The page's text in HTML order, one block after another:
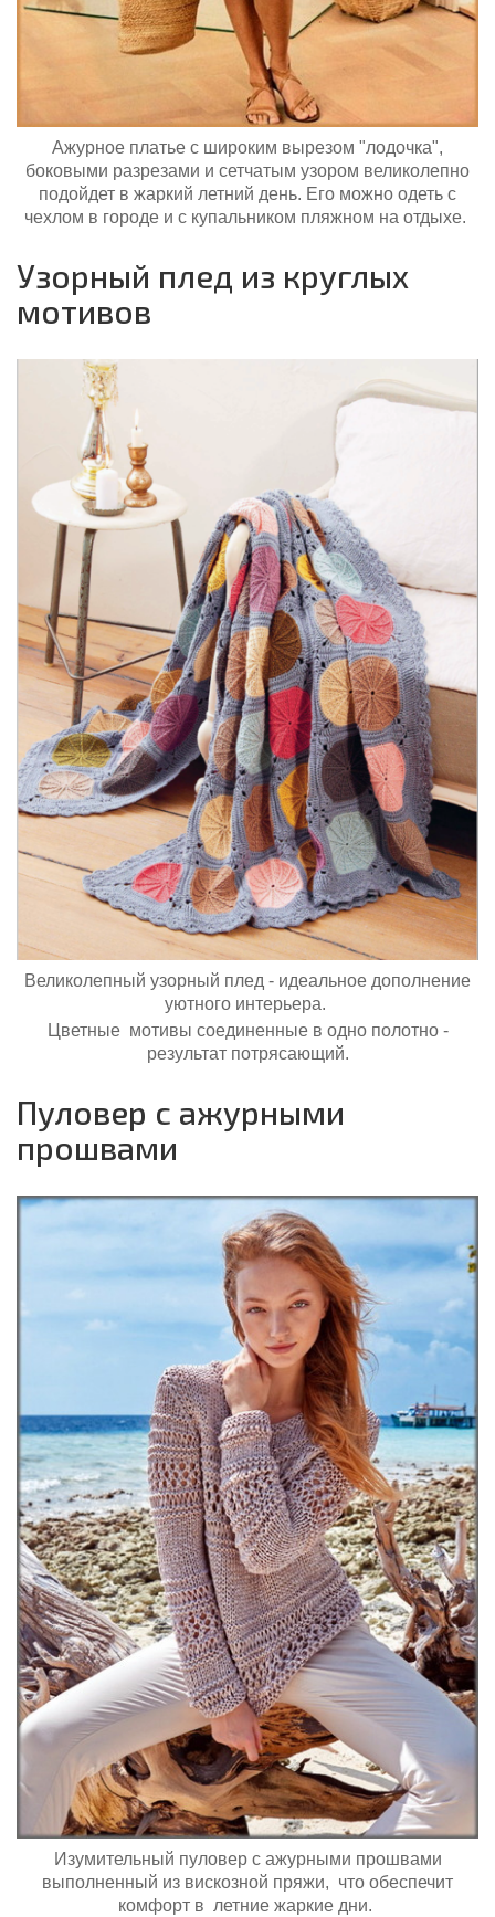
Ажурное платье с широким вырезом "лодочка",
боковыми разрезами и сетчатым узором великолепно
подойдет в жаркий летний день. Его можно одеть с
чехлом в городе и с купальником пляжном на отдыхе.
Узорный плед из круглых
мотивов
Великолепный узорный плед - идеальное дополнение
уютного интерьера.
Цветные мотивы соединенные в одно полотно -
результат потрясающий.
Пуловер с ажурными
прошвами
Изумительный пуловер с ажурными прошвами
выполненный из вискозной пряжи, что обеспечит
комфорт в летние жаркие дни.